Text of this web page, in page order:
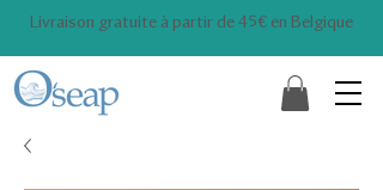
Livraison gratuite à partir de 45€ en Belgique